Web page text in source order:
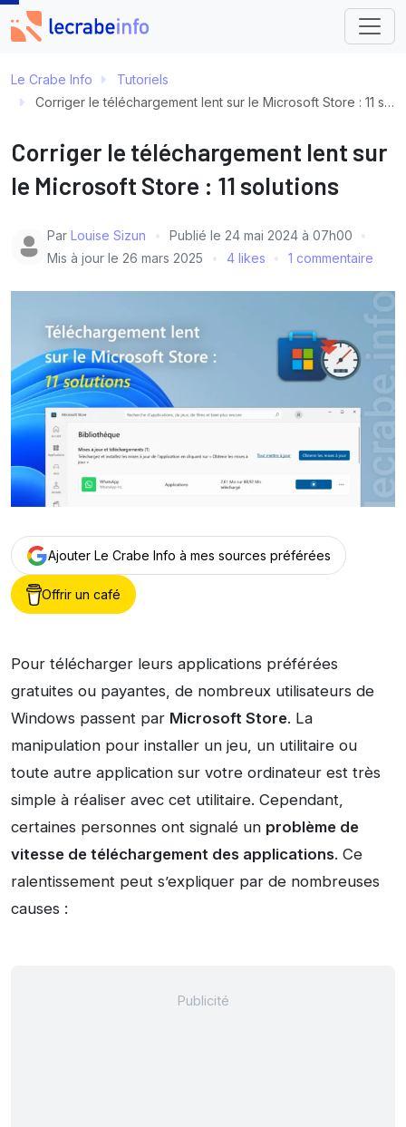
Le Crabe Info
Tutoriels
Corriger le téléchargement lent sur le Microsoft Store : 11 solutions
Corriger le téléchargement lent sur
le Microsoft Store : 11 solutions
Par Louise Sizun Publié le 24 mai 2024 à 07h00
Mis à jour le 26 mars 2025 4 likes 1 commentaire
Ajouter Le Crabe Info à mes sources préférées
Offrir un café
Pour télécharger leurs applications préférées
gratuites ou payantes, de nombreux utilisateurs de
Windows passent par Microsoft Store. La
manipulation pour installer un jeu, un utilitaire ou
toute autre application sur votre ordinateur est très
simple à réaliser avec cet utilitaire. Cependant,
certaines personnes ont signalé un problème de
vitesse de téléchargement des applications. Ce
ralentissement peut s’expliquer par de nombreuses
causes :